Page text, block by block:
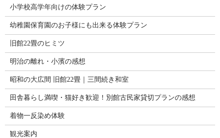
小学校高学年向けの体験プラン
幼稚園保育園のお子様にも出来る体験プラン
旧館22畳のヒミツ
明治の離れ・小濱の感想
昭和の大広間 旧館22畳｜三間続き和室
田舎暮らし満喫・猫好き歓迎！別館古民家貸切プランの感想
着物一反染め体験
観光案内